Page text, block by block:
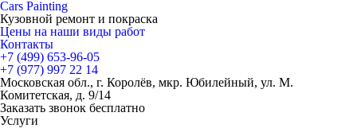
Cars Painting
Кузовной ремонт и покраска
Цены на наши виды работ
Контакты
+7 (499) 653-96-05
+7 (977) 997 22 14
Московская обл., г. Королёв, мкр. Юбилейный, ул. М.
Комитетская, д. 9/14
Заказать звонок бесплатно
Услуги